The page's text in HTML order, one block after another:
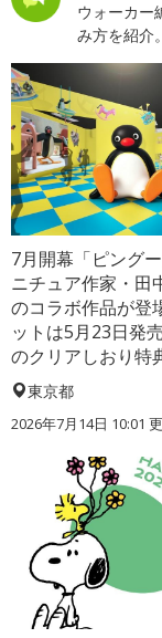
ウォーカー
み方を紹介
7月開幕「ピング
ニチュア作家・田
のコラボ作品が登
ットは5月23日発
のクリアしおり特
東京都
2026年7月14日 10:01